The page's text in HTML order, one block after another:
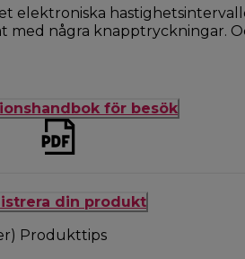
elektroniska
med några knapptryckningar.
för besök
din produkt
Produkttips